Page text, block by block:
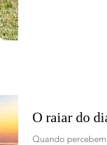
O raiar do
Quando